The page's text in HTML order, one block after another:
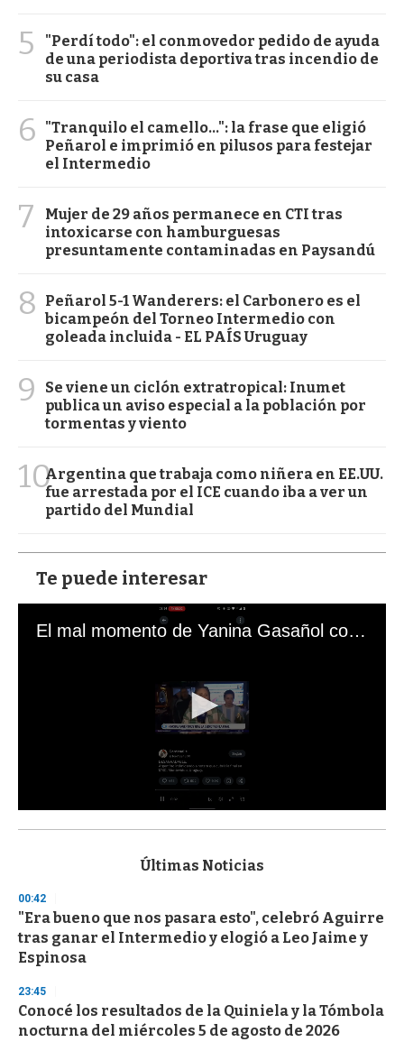
5
"Perdí todo": el conmovedor pedido de ayuda
de una periodista deportiva tras incendio de
su casa
6
"Tranquilo el camello...": la frase que eligió
Peñarol e imprimió en pilusos para festejar
el Intermedio
7
Mujer de 29 años permanece en CTI tras
intoxicarse con hamburguesas
presuntamente contaminadas en Paysandú
8
Peñarol 5-1 Wanderers: el Carbonero es el
bicampeón del Torneo Intermedio con
goleada incluida - EL PAÍS Uruguay
9
Se viene un ciclón extratropical: Inumet
publica un aviso especial a la población por
tormentas y viento
10Argentina que trabaja como niñera en EE.UU.
fue arrestada por el ICE cuando iba a ver un
partido del Mundial
Te puede interesar
El mal momento de Yanina Gasañol con un hincha argentino en "Subrayado"
s
d
s
o
f
3
s
e
c
o
Últimas Noticias
00:42
"Era bueno que nos pasara esto", celebró Aguirre
tras ganar el Intermedio y elogió a Leo Jaime y
Espinosa
23:45
Conocé los resultados de la Quiniela y la Tómbola
nocturna del miércoles 5 de agosto de 2026